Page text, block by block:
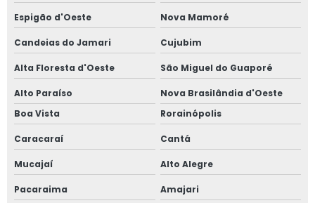
Espigão d'Oeste Nova Mamoré
Candeias do Jamari Cujubim
Alta Floresta d'Oeste São Miguel do Guaporé
Alto Paraíso
Nova Brasilândia d'Oeste
Boa Vista
Rorainópolis
Caracaraí Cantá
Mucajaí Alto Alegre
Pacaraima Amajari